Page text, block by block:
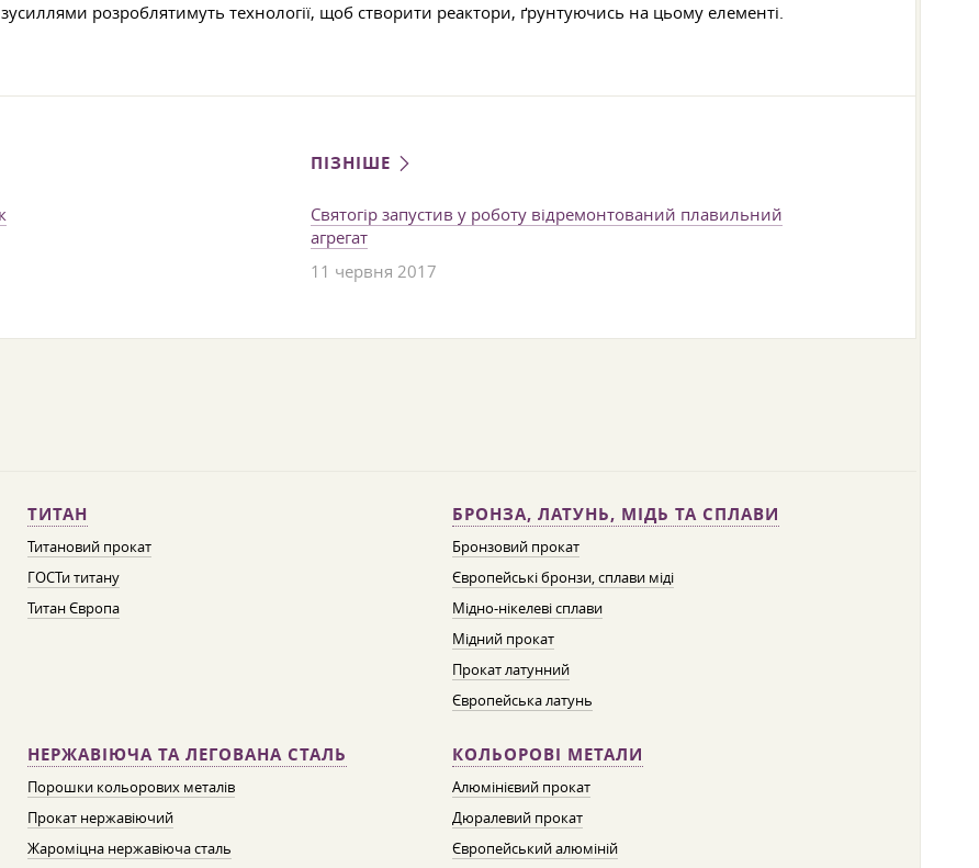
розроблятимуть технології, щоб створити реактори, ґрунтуючись на цьому елементі.
ПІЗНІШЕ
Святогір запустив у роботу відремонтований плавильний
агрегат
11 червня 2017
ТИТАН
Титановий прокат
ГОСТи титану
Титан Європа
БРОНЗА, ЛАТУНЬ, МІДЬ ТА СПЛАВИ
Бронзовий прокат
Європейські бронзи, сплави міді
Мідно-нікелеві сплави
Мідний прокат
Прокат латунний
Європейська латунь
НЕРЖАВІЮЧА ТА ЛЕГОВАНА СТАЛЬ
Порошки кольорових металів
Прокат нержавіючий
Жароміцна нержавіюча сталь
КОЛЬОРОВІ МЕТАЛИ
Алюмінієвий прокат
Дюралевий прокат
Європейський алюміній